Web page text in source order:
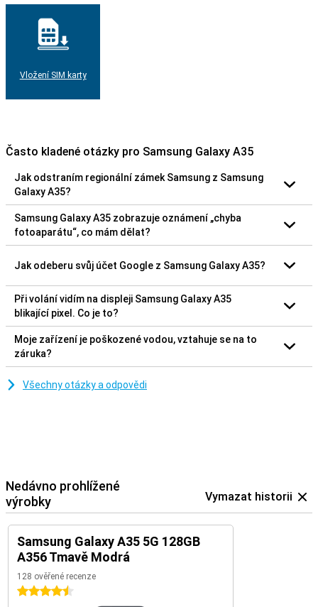
Vložení SIM karty
Často kladené otázky pro Samsung Galaxy A35
Jak odstraním regionální zámek Samsung z Samsung
Galaxy A35?
Samsung Galaxy A35 zobrazuje oznámení „chyba
fotoaparátu“, co mám dělat?
Jak odeberu svůj účet Google z Samsung Galaxy A35?
Při volání vidím na displeji Samsung Galaxy A35
blikající pixel. Co je to?
Moje zařízení je poškozené vodou, vztahuje se na to
záruka?
Všechny otázky a odpovědi
Nedávno prohlížené
výrobky
Vymazat historii
Samsung Galaxy A35 5G 128GB
A356 Tmavě Modrá
128 ověřené recenze
4.5 hvězdičky